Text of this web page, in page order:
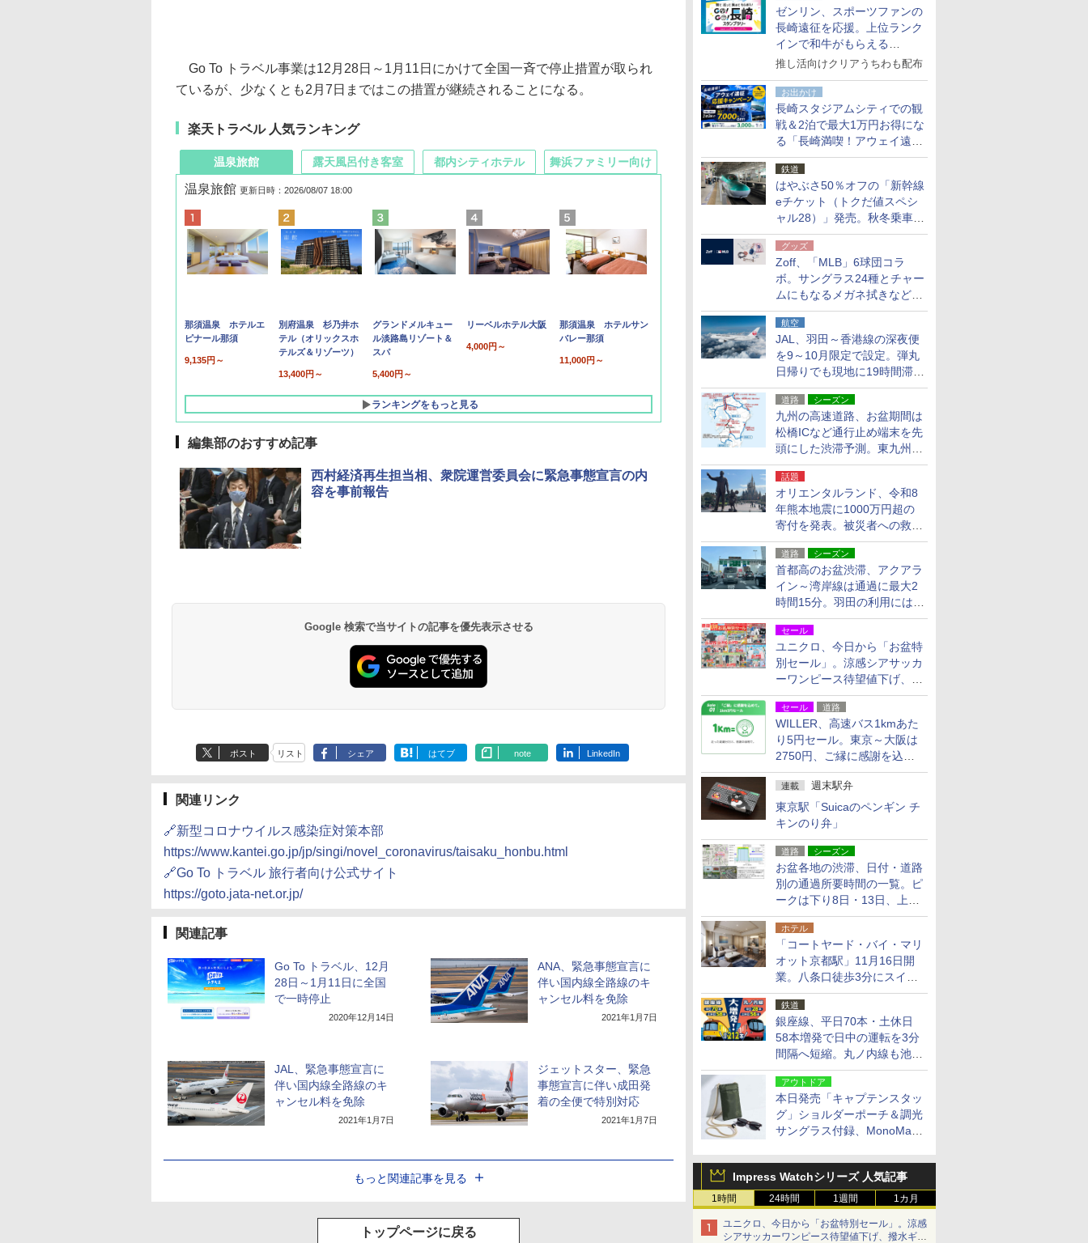
ゼンリン、スポーツファンの
長崎遠征を応援。上位ランク
インで和牛がもらえる
「GO！GO！長崎スタンプラ
推し活向けクリアうちわも配布
お出かけ
長崎スタジアムシティでの観
戦＆2泊で最大1万円お得にな
る「長崎満喫！アウェイ遠征
応援キャンペーン」
鉄道
はやぶさ50％オフの「新幹線
eチケット（トクだ値スペシ
ャル28）」発売。秋冬乗車
分、えきねっと限定
グッズ
Zoff、「MLB」6球団コラ
ボ。サングラス24種とチャー
ムにもなるメガネ拭きなど雑
貨24種
航空
JAL、羽田～香港線の深夜便
を9～10月限定で設定。弾丸
日帰りでも現地に19時間滞在
できる
道路 シーズン
九州の高速道路、お盆期間は
松橋ICなど通行止め端末を先
頭にした渋滞予測。東九州道
への迂回は料金調整を実施
話題
オリエンタルランド、令和8
年熊本地震に1000万円超の
寄付を発表。被災者への救援
活動・復旧支援
道路 シーズン
首都高のお盆渋滞、アクアラ
イン～湾岸線は通過に最大2
時間15分。羽田の利用には
「空港西出口」の利用検討を
セール
ユニクロ、今日から「お盆特
別セール」。涼感シアサッカ
ーワンピース待望値下げ、撥
水ギアショーツは1990円に
セール 道路
WILLER、高速バス1kmあた
り5円セール。東京～大阪は
2750円、ご縁に感謝を込め
た20周年記念キャンペーン
連載 週末駅弁
東京駅「Suicaのペンギン チ
キンのり弁」
道路 シーズン
お盆各地の渋滞、日付・道路
別の通過所要時間の一覧。ピ
ークは下り8日・13日、上り
14日・15日
ホテル
「コートヤード・バイ・マリ
オット京都駅」11月16日開
業。八条口徒歩3分にスイー
ト含む全270室、ダイニング
も併設
鉄道
銀座線、平日70本・土休日
58本増発で日中の運転を3分
間隔へ短縮。丸ノ内線も池袋
～中野坂上を4分間隔に
アウトドア
本日発売「キャプテンスタッ
グ」ショルダーポーチ＆調光
サングラス付録、MonoMax
Impress Watchシリーズ 人気記事
1時間 24時間 1週間 1カ月
ユニクロ、今日から「お盆特別セール」。涼感
シアサッカーワンピース待望値下げ、撥水ギア
Go To トラベル事業は12月28日～1月11日にかけて全国一斉で停止措置が取られ
ているが、少なくとも2月7日まではこの措置が継続されることになる。
楽天トラベル 人気ランキング
温泉旅館
温泉旅館 更新日時：2026/08/07 18:00
那須温泉 ホテルエ
ピナール那須
9,135円～
別府温泉 杉乃井ホ
テル（オリックスホ
テルズ＆リゾーツ）
13,400円～
グランドメルキュー
ル淡路島リゾート＆
スパ
5,400円～
リーベルホテル大阪
4,000円～
那須温泉 ホテルサン
バレー那須
11,000円～
ランキングをもっと見る
露天風呂付き客室
10,450円～
19,541円～
都内シティホテル 舞浜ファミリー向け
7,950円～
5,758円～
編集部のおすすめ記事
西村経済再生担当相、衆院運営委員会に緊急事態宣言の内
容を事前報告
Google 検索で当サイトの記事を優先表示させる
ポスト リスト シェア はてブ note LinkedIn
関連リンク
🔗新型コロナウイルス感染症対策本部
https://www.kantei.go.jp/jp/singi/novel_coronavirus/taisaku_honbu.html
🔗Go To トラベル 旅行者向け公式サイト
https://goto.jata-net.or.jp/
関連記事
Go To トラベル、12月
28日～1月11日に全国
で一時停止
2020年12月14日
ANA、緊急事態宣言に
伴い国内線全路線のキ
ャンセル料を免除
2021年1月7日
JAL、緊急事態宣言に
伴い国内線全路線のキ
ャンセル料を免除
2021年1月7日
ジェットスター、緊急
事態宣言に伴い成田発
着の全便で特別対応
2021年1月7日
もっと関連記事を見る
トップページに戻る